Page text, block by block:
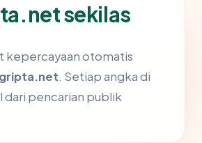
sekilas
kepercayaan otomatis
. Setiap angka di
dari pencarian publik